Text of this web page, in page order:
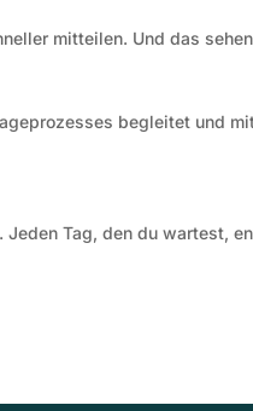
mitteilen. Und das
begleitet und
Jeden Tag, den du wartest,